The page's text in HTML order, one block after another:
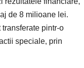
de 8 milioane lei.
pintr-o
speciale, prin